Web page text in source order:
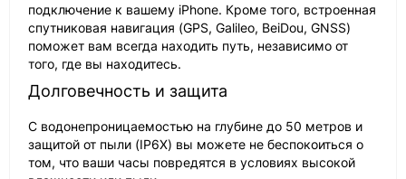
подключение к вашему iPhone. Кроме того, встроенная
спутниковая навигация (GPS, Galileo, BeiDou, GNSS)
поможет вам всегда находить путь, независимо от
того, где вы находитесь.
Долговечность и защита
С водонепроницаемостью на глубине до 50 метров и
защитой от пыли (IP6X) вы можете не беспокоиться о
том, что ваши часы повредятся в условиях высокой